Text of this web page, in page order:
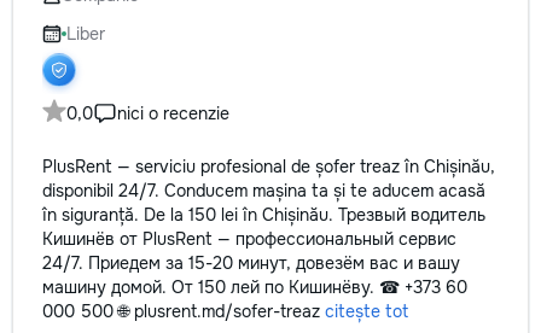
reparație veți rămâne cu schema
comunicațiilor ascunse și
fotografiile tuturor etapelor
importante. Curățenie
profesională Predăm
apartamentul complet pregătit
fără deșeuri de construcție.
Prețuri orientative pentru
materiale: Prețurile depind de țara
producătorului, brand, colecție și
categoria produsului. Gresie
porțelanată – de la 350–800+
lei/m² Laminat – de la 180–450+
Liber
0,0 nici o recenzie
PlusRent — serviciu profesional de șofer treaz în Chișinău,
disponibil 24/7. Conducem mașina ta și te aducem acasă
în siguranță. De la 150 lei în Chișinău. Трезвый водитель
Кишинёв от PlusRent — профессиональный сервис
24/7. Приедем за 15-20 минут, довезём вас и вашу
машину домой. От 150 лей по Кишинёву. ☎ +373 60
000 500 🌐 plusrent.md/sofer-treaz citește tot